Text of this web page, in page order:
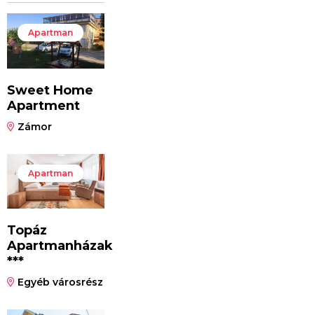
Apartman
Sweet Home
Apartment
Zámor
Apartman
Topáz
Apartmanházak
***
Egyéb városrész